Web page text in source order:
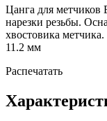
Цанга для метчиков
нарезки резьбы.
хвостовика
11.2 мм
Распечатать